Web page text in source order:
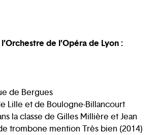
de l’Opéra de Lyon :
de Bergues
Lille et de Boulogne-Billancourt
la classe de Gilles Millière et Jean
trombone mention Très bien (2014)